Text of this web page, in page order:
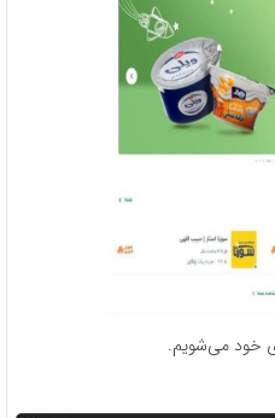
خود می‌شویم.